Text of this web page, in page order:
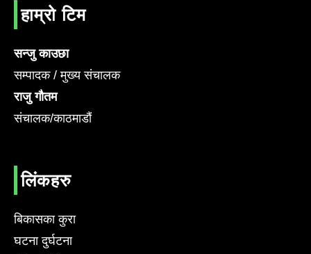
हाम्रो टिम
सन्जु काउछा
सम्पादक / मुख्य संचालक
राजु गौतम
संचालक/काठमाडौं
लिंकहरु
बिकासका कुरा
घटना दुर्घटना